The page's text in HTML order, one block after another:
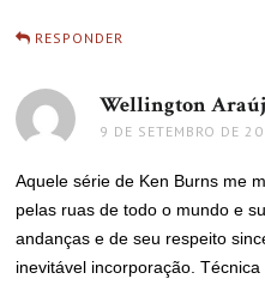
RESPONDER
Wellington
9 DE SETEMBRO DE
Aquele série de Ken Burns me
pelas ruas de todo o mundo e
andanças e de seu respeito
inevitável incorporação.